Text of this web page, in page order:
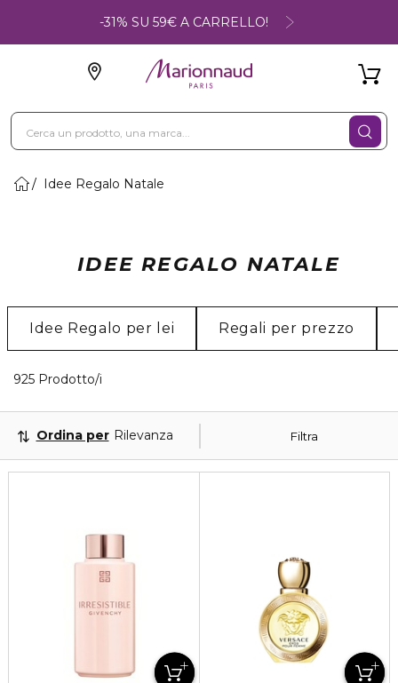
-31% SU 59€ A CARRELLO!
Idee Regalo Natale
IDEE REGALO NATALE
Idee Regalo per lei Regali per prezzo
925 Prodotto/i
Filtra
Ordina per Rilevanza